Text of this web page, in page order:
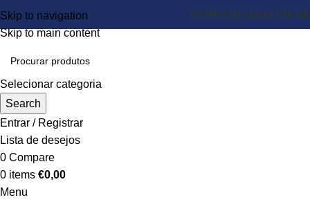
Skip to navigation
Skip to main content
PROMOÇÕES LOJA ONLINE
Selecionar categoria
Search
Entrar / Registrar
Lista de desejos
0 Compare
0 items €0,00
Menu